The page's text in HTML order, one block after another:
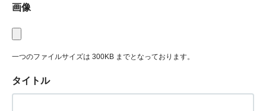
画像
一つのファイルサイズは 300KB までとなっております。
タイトル